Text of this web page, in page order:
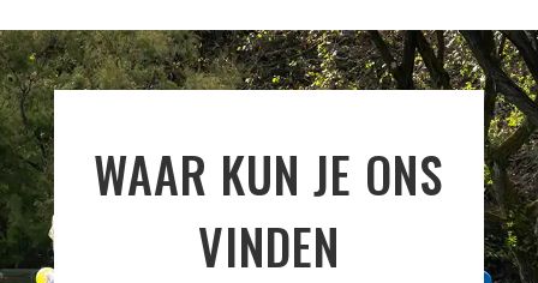
WAAR KUN JE ONS
VINDEN